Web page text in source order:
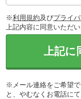
※利用規約及びプライ
上記内容に同意いただ
上記に
※メール連絡をご希望
と、やむなくお電話に